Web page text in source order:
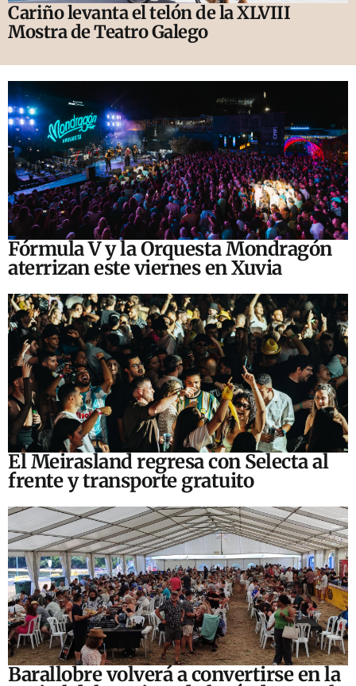
Cariño levanta el telón de la XLVIII
Mostra de Teatro Galego
Fórmula V y la Orquesta Mondragón
aterrizan este viernes en Xuvia
El Meirasland regresa con Selecta al
frente y transporte gratuito
Barallobre volverá a convertirse en la